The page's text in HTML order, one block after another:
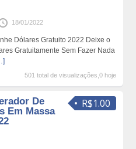
18/01/2022
Dólares Gratuito 2022 Deixe o
Gratuitamente Sem Fazer Nada
501 total de visualizações,0 hoje
R$1.00
De
Em Massa